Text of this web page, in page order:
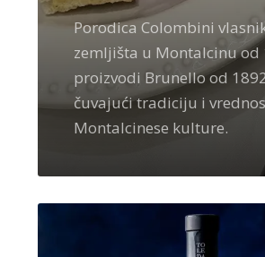
Porodica Colombini
zemljišta u Montalcinu od
proizvodi Brunello od
čuvajući tradiciju i
Montalcinese kulture.